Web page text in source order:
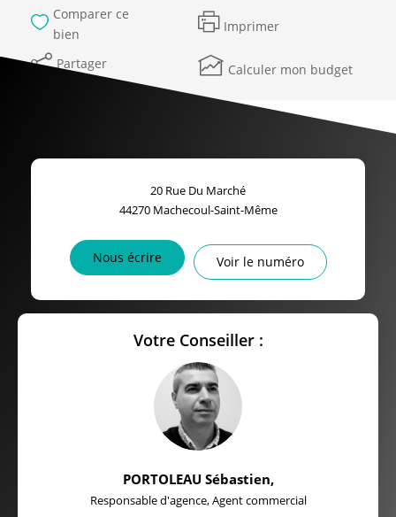
Comparer ce
bien
Imprimer
Partager Calculer mon budget
20 Rue Du Marché
44270 Machecoul-Saint-Même
Nous écrire Voir le numéro
Votre Conseiller :
PORTOLEAU Sébastien,
Responsable d'agence, Agent commercial